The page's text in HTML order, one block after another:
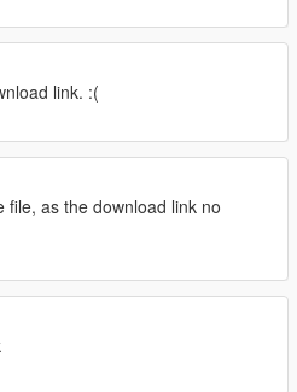
link. :(
file, as the download link no